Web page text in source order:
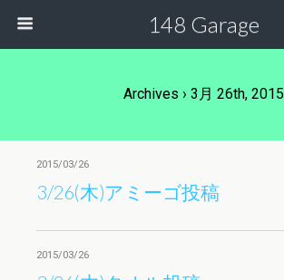
148 Garage
Archives › 3月 26th, 2015
2015/03/26
3/26(木)アミーゴ投稿
2015/03/26